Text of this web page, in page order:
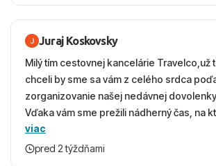
Juraj Koskovsky
Milý tím cestovnej kancelárie Travelco,už
chceli by sme sa vám z celého srdca
zorganizovanie našej nedávnej
Vďaka vám sme prežili nádherný čas, na
ešte dlho s úsmevom spomínať. ​Všetko
absolútne hladko – od prvotného výberu
viac
pred 2 týždňami